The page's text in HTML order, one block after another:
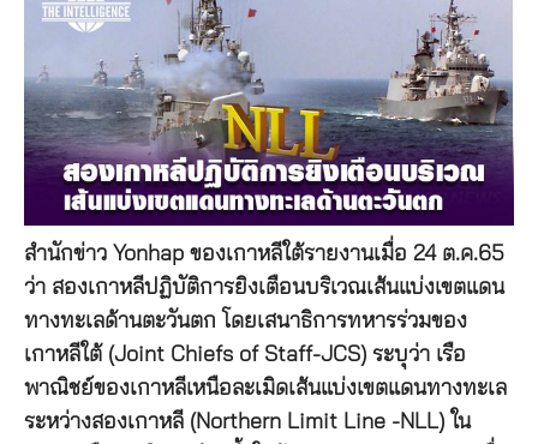
สำนักข่าว Yonhap ของเกาหลีใต้รายงานเมื่อ 24 ต.ค.65
ว่า สองเกาหลีปฏิบัติการยิงเตือนบริเวณเส้นแบ่งเขตแดน
ทางทะเลด้านตะวันตก โดยเสนาธิการทหารร่วมของ
เกาหลีใต้ (Joint Chiefs of Staff-JCS) ระบุว่า เรือ
พาณิชย์ของเกาหลีเหนือละเมิดเส้นแบ่งเขตแดนทางทะเล
ระหว่างสองเกาหลี (Northern Limit Line -NLL) ใน